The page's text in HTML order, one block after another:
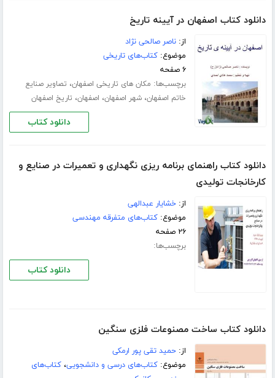
دانلود کتاب اصفهان در آیینه تاریخ
از:ناصر صالحی نژاد
موضوع:کتاب‌های تاریخی
۶ صفحه
برچسب‌ها: مکان های تاریخی اصفهان، تصاویر صنایع
خاتم اصفهان،شهر اصفهان، اصفهان، تاریخ اصفهان
دانلود کتاب
دانلود کتاب راهنمای برنامه ریزی نگهداری و تعمیرات در صنایع و
کارخانجات تولیدی
از:خشایار عبدالهی
موضوع:کتاب‌های متفرقه مهندسی
۲۶ صفحه
برچسب‌ها:
دانلود کتاب
دانلود کتاب ساخت مصنوعات فلزی سنگین
از:حمید تقی پور ارمکی
موضوع:کتاب‌های درسی و دانشجویی،کتاب‌های